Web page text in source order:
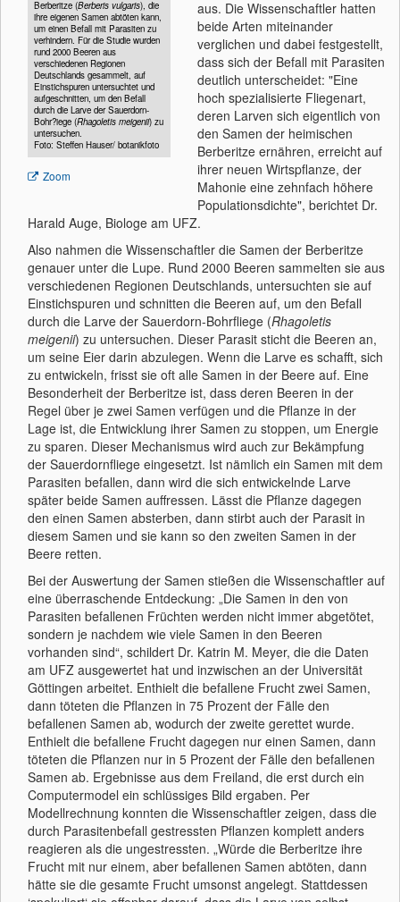
Berberitze (Berberis vulgaris), die
ihre eigenen Samen abtöten kann,
um einen Befall mit Parasiten zu
verhindern. Für die Studie wurden
rund 2000 Beeren aus
verschiedenen Regionen
Deutschlands gesammelt, auf
Einstichspuren untersuchtet und
aufgeschnitten, um den Befall
durch die Larve der Sauerdorn-
Bohr?iege (Rhagoletis meigenii) zu
untersuchen.
Foto: Steffen Hauser/ botanikfoto
Zoom
aus. Die Wissenschaftler hatten
beide Arten miteinander
verglichen und dabei festgestellt,
dass sich der Befall mit Parasiten
deutlich unterscheidet: "Eine
hoch spezialisierte Fliegenart,
deren Larven sich eigentlich von
den Samen der heimischen
Berberitze ernähren, erreicht auf
ihrer neuen Wirtspflanze, der
Mahonie eine zehnfach höhere
Populationsdichte", berichtet Dr.
Harald Auge, Biologe am UFZ.
Also nahmen die Wissenschaftler die Samen der Berberitze
genauer unter die Lupe. Rund 2000 Beeren sammelten sie aus
verschiedenen Regionen Deutschlands, untersuchten sie auf
Einstichspuren und schnitten die Beeren auf, um den Befall
durch die Larve der Sauerdorn-Bohrﬂiege (Rhagoletis
meigenii) zu untersuchen. Dieser Parasit sticht die Beeren an,
um seine Eier darin abzulegen. Wenn die Larve es schafft, sich
zu entwickeln, frisst sie oft alle Samen in der Beere auf. Eine
Besonderheit der Berberitze ist, dass deren Beeren in der
Regel über je zwei Samen verfügen und die Pflanze in der
Lage ist, die Entwicklung ihrer Samen zu stoppen, um Energie
zu sparen. Dieser Mechanismus wird auch zur Bekämpfung
der Sauerdornfliege eingesetzt. Ist nämlich ein Samen mit dem
Parasiten befallen, dann wird die sich entwickelnde Larve
später beide Samen auffressen. Lässt die Pflanze dagegen
den einen Samen absterben, dann stirbt auch der Parasit in
diesem Samen und sie kann so den zweiten Samen in der
Beere retten.
Bei der Auswertung der Samen stießen die Wissenschaftler auf
eine überraschende Entdeckung: „Die Samen in den von
Parasiten befallenen Früchten werden nicht immer abgetötet,
sondern je nachdem wie viele Samen in den Beeren
vorhanden sind“, schildert Dr. Katrin M. Meyer, die die Daten
am UFZ ausgewertet hat und inzwischen an der Universität
Göttingen arbeitet. Enthielt die befallene Frucht zwei Samen,
dann töteten die Pflanzen in 75 Prozent der Fälle den
befallenen Samen ab, wodurch der zweite gerettet wurde.
Enthielt die befallene Frucht dagegen nur einen Samen, dann
töteten die Pflanzen nur in 5 Prozent der Fälle den befallenen
Samen ab. Ergebnisse aus dem Freiland, die erst durch ein
Computermodel ein schlüssiges Bild ergaben. Per
Modellrechnung konnten die Wissenschaftler zeigen, dass die
durch Parasitenbefall gestressten Pflanzen komplett anders
reagieren als die ungestressten. „Würde die Berberitze ihre
Frucht mit nur einem, aber befallenen Samen abtöten, dann
hätte sie die gesamte Frucht umsonst angelegt. Stattdessen